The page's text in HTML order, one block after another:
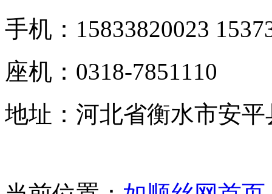
手机：15833820023
座机：0318-7851110
地址：河北省衡水市安